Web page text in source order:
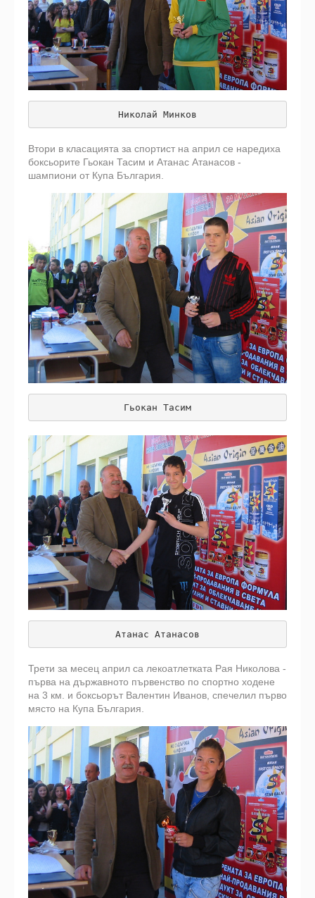
Николай Минков
Втори в класацията за спортист на април се наредиха
боксьорите Гьокан Тасим и Атанас Атанасов -
шампиони от Купа България.
Гьокан Тасим
Атанас Атанасов
Трети за месец април са лекоатлетката Рая Николова -
първа на държавното първенство по спортно ходене
на 3 км. и боксьорът Валентин Иванов, спечелил първо
място на Купа България.